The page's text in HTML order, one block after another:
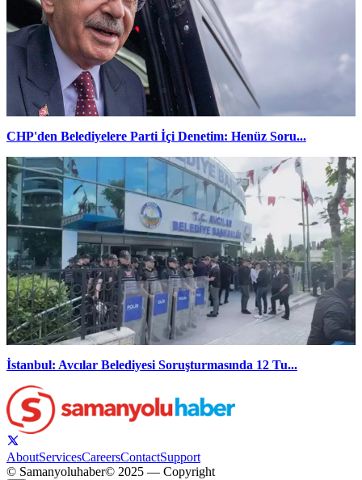
CHP'den Belediyelere Parti İçi Denetim: Henüz Soru...
İstanbul: Avcılar Belediyesi Soruşturmasında 12 Tu...
AboutServicesCareersContactSupport
© Samanyoluhaber© 2025 — Copyright